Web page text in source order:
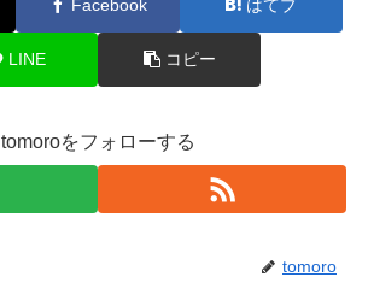
Facebook はてブ
LINE コピー
tomoroをフォローする
tomoro